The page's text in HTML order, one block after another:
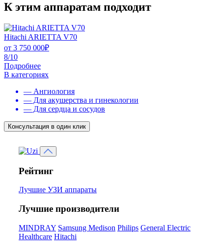
К этим аппаратам подходит
Hitachi ARIETTA V70
от 3 750 000₽
8/10
Подробнее
В категориях
— Ангиология
— Для акушерства и гинекологии
— Для сердца и сосудов
Консультация в один клик
Рейтинг
Лучшие УЗИ аппараты
Лучшие производители
MINDRAY Samsung Medison Philips General Electric
Healthcare Hitachi